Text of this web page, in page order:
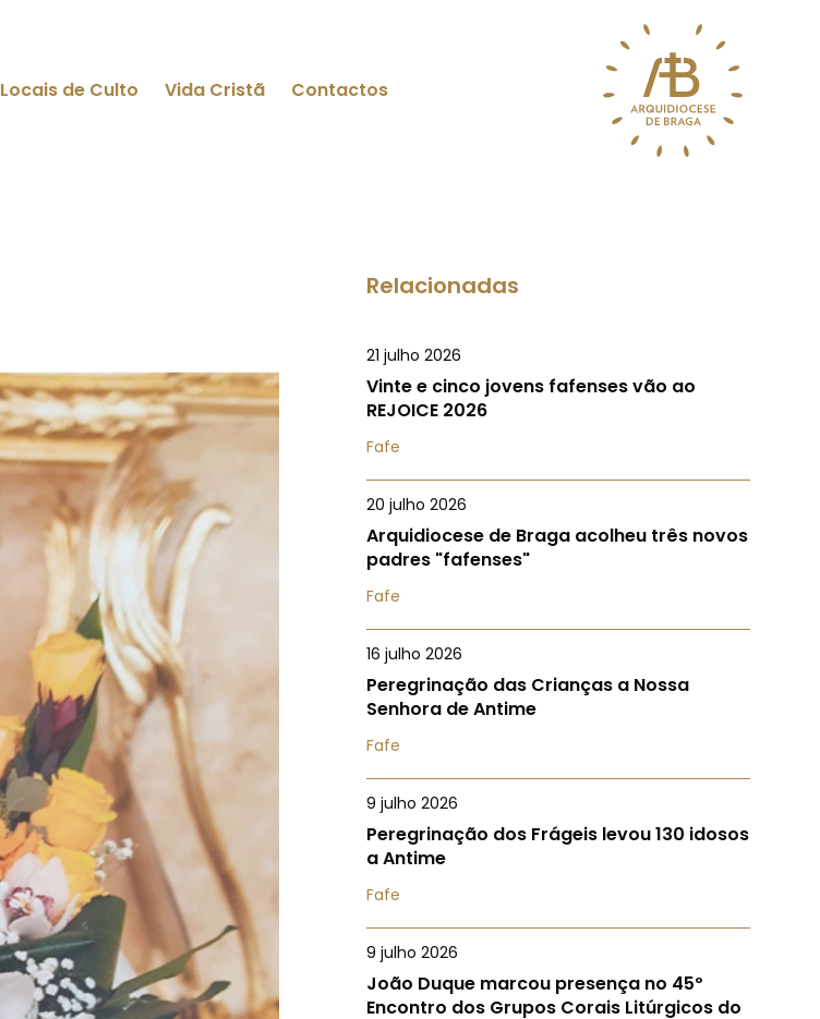
Locais de Culto Vida Cristã Contactos
Relacionadas
21 julho 2026
Vinte e cinco jovens fafenses vão ao
REJOICE 2026
Fafe
20 julho 2026
Arquidiocese de Braga acolheu três novos
padres "fafenses"
Fafe
16 julho 2026
Peregrinação das Crianças a Nossa
Senhora de Antime
Fafe
9 julho 2026
Peregrinação dos Frágeis levou 130 idosos
a Antime
Fafe
9 julho 2026
João Duque marcou presença no 45º
Encontro dos Grupos Corais Litúrgicos do